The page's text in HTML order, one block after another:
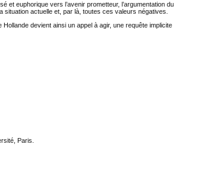
et euphorique vers l’avenir prometteur, l’argumentation du
actuelle et, par là, toutes ces valeurs négatives.
devient ainsi un appel à agir, une requête implicite
Paris.